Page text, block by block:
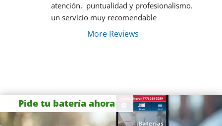
atención,  puntualidad y profesionalismo.
un servicio muy recomendable
More Reviews
Pide tu batería ahora